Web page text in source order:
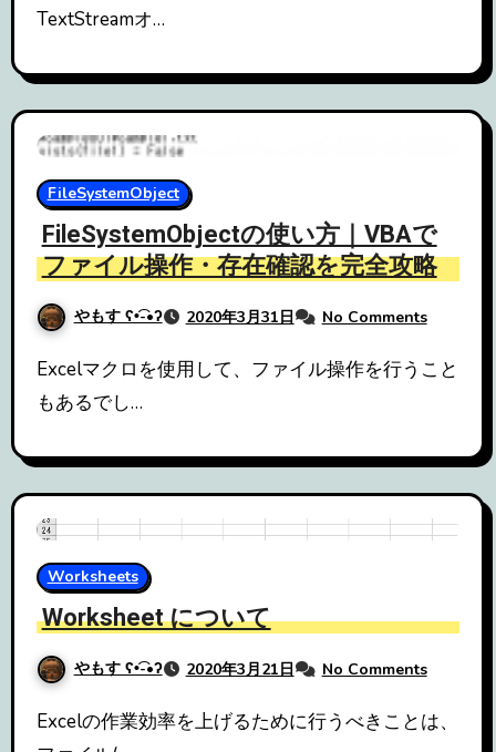
TextStreamオ…
FileSystemObject
FileSystemObjectの使い方｜VBAで
ファイル操作・存在確認を完全攻略
やもす ʕ•͡-•ʔ 2020年3月31日 No Comments
Excelマクロを使用して、ファイル操作を行うこと
もあるでし…
Worksheets
Worksheet について
やもす ʕ•͡-•ʔ 2020年3月21日 No Comments
Excelの作業効率を上げるために行うべきことは、